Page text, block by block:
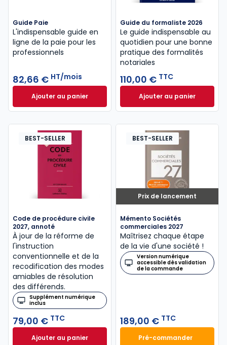
Guide Paie
L'indispensable guide en
ligne de la paie pour les
professionnels
82,66 € HT/mois
Ajouter au panierGuide Paie à 82,66 € HT/mois
Guide du formaliste 2026
Le guide indispensable au
quotidien pour une bonne
pratique des formalités
notariales
110,00 € TTC
Ajouter au panier
Guide du
BEST-SELLER
Code de procédure civile
2027, annoté
À jour de la réforme de
l'instruction
conventionnelle et de la
recodification des modes
amiables de résolution
des différends.
Supplément numérique
inclus
79,00 € TTC
Ajouter au panierCode de procédure civile 2027, annoté à 79,00 €
Prix de lancement
BEST-SELLER
Mémento Sociétés
commerciales 2027
Maîtrisez chaque étape
de la vie d'une société !
Version numérique
accessible dès validation
de la commande
189,00 € TTC
Pré-commander
Mémento